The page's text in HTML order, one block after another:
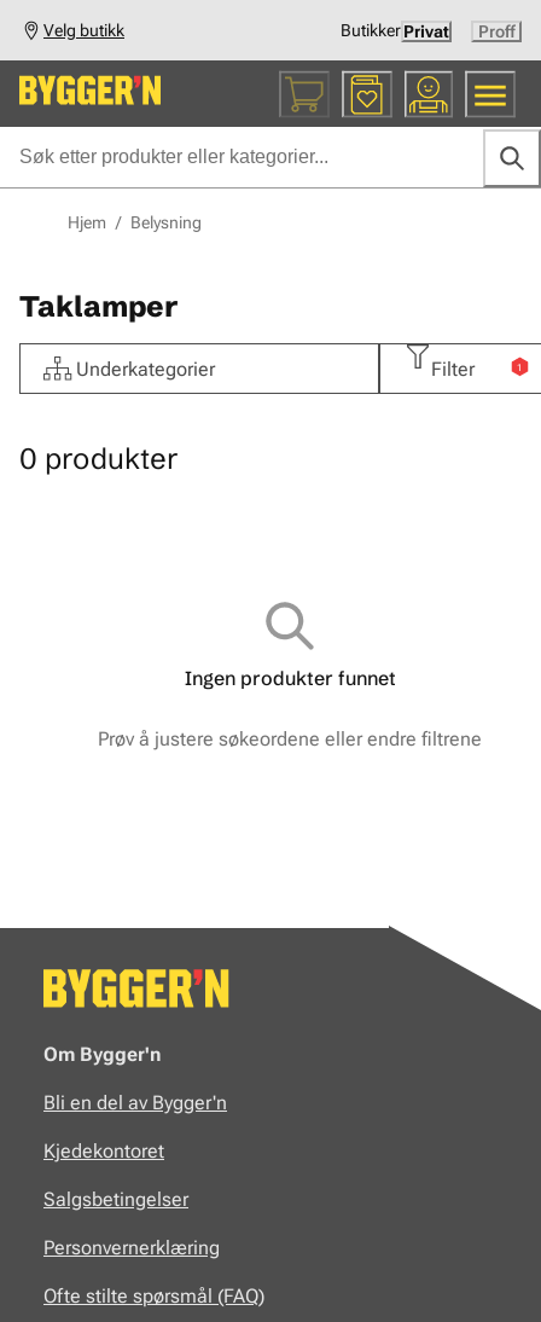
Velg butikk ButikkerPrivat Proff
Hjem / Belysning
Taklamper
Underkategorier Filter 1
0 produkter
Ingen produkter funnet
Prøv å justere søkeordene eller endre filtrene
Om Bygger'n
Bli en del av Bygger'n
Kjedekontoret
Salgsbetingelser
Personvernerklæring
Ofte stilte spørsmål (FAQ)